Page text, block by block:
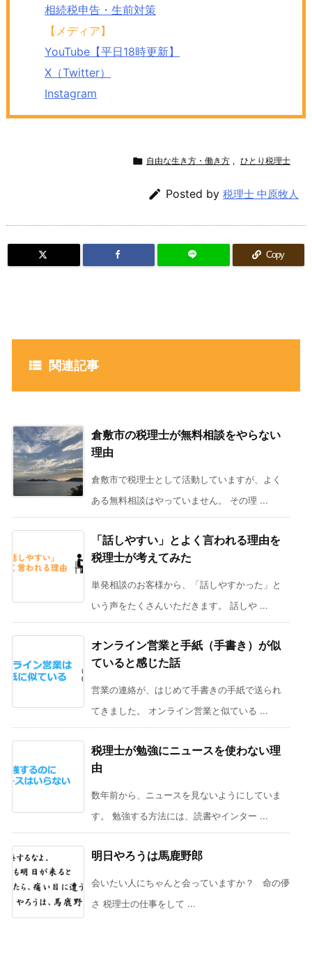
相続税申告・生前対策
【メディア】
YouTube【平日18時更新】
X（Twitter）
Instagram
 自由な生き方・働き方 , ひとり税理士
 Posted by 税理士 中原牧人
Copy
 関連記事
倉敷市の税理士が無料相談をやらない
理由
倉敷市で税理士として活動していますが、よく
ある無料相談はやっていません。 その理 ...
「話しやすい」とよく言われる理由を
税理士が考えてみた
単発相談のお客様から、「話しやすかった」と
いう声をたくさんいただきます。 話しや ...
オンライン営業と手紙（手書き）が似
ていると感じた話
営業の連絡が、はじめて手書きの手紙で送られ
てきました。 オンライン営業と似ている ...
税理士が勉強にニュースを使わない理
由
数年前から、ニュースを見ないようにしていま
す。 勉強する方法には、読書やインター ...
明日やろうは馬鹿野郎
会いたい人にちゃんと会っていますか？ 命の儚
さ 税理士の仕事をして ...